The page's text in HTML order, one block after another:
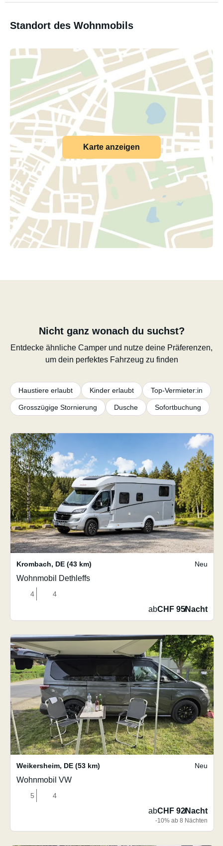
Standort des Wohnmobils
Karte anzeigen
Nicht ganz wonach du suchst?
Entdecke ähnliche Camper und nutze deine Präferenzen,
um dein perfektes Fahrzeug zu finden
Haustiere erlaubt Kinder erlaubt Top-Vermieter:in
Grosszügige Stornierung Dusche Sofortbuchung
Krombach, DE (43 km) Neu
Wohnmobil Dethleffs
4 4
abCHF 95/Nacht
Weikersheim, DE (53 km) Neu
Wohnmobil VW
5 4
abCHF 92/Nacht
-10% ab 8 Nächten